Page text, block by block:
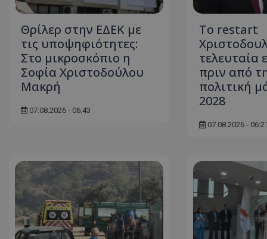
Θρίλερ στην ΕΔΕΚ με
τις υποψηφιότητες:
Στο μικροσκόπιο η
Σοφία Χριστοδούλου
Μακρή
07.08.2026 - 06:43
Το restart
τελευταία
πριν από
πολιτική
2028
07.08.2026 - 06:21
__cf_bm
__cf_bm
ASP.NET_SessionId